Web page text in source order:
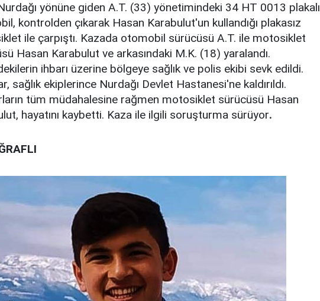
yönüne giden A.T. (33) yönetimindeki 34 HT 0013 plakalı
kontrolden çıkarak Hasan Karabulut'un kullandığı plakasız
ile çarpıştı. Kazada otomobil sürücüsü A.T. ile motosiklet
Hasan Karabulut ve arkasındaki M.K. (18) yaralandı.
ihbarı üzerine bölgeye sağlık ve polis ekibi sevk edildi.
sağlık ekiplerince Nurdağı Devlet Hastanesi'ne kaldırıldı.
tüm müdahalesine rağmen motosiklet sürücüsü Hasan
hayatını kaybetti. Kaza ile ilgili soruşturma sürüyor.